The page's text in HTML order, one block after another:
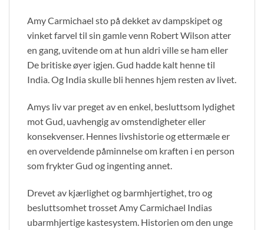
Amy Carmichael sto på dekket av dampskipet og
vinket farvel til sin gamle venn Robert Wilson atter
en gang, uvitende om at hun aldri ville se ham eller
De britiske øyer igjen. Gud hadde kalt henne til
India. Og India skulle bli hennes hjem resten av livet.
Amys liv var preget av en enkel, besluttsom lydighet
mot Gud, uavhengig av omstendigheter eller
konsekvenser. Hennes livshistorie og ettermæle er
en overveldende påminnelse om kraften i en person
som frykter Gud og ingenting annet.
Drevet av kjærlighet og barmhjertighet, tro og
besluttsomhet trosset Amy Carmichael Indias
ubarmhjertige kastesystem. Historien om den unge